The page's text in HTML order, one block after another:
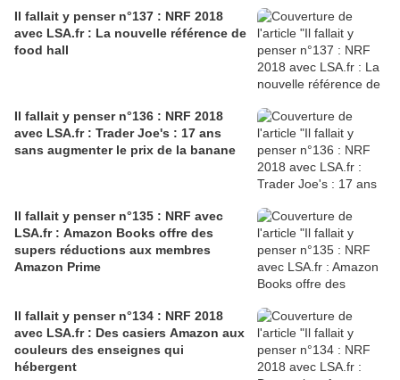
Il fallait y penser n°137 : NRF 2018
avec LSA.fr : La nouvelle référence de
food hall
Il fallait y penser n°136 : NRF 2018
avec LSA.fr : Trader Joe's : 17 ans
sans augmenter le prix de la banane
Il fallait y penser n°135 : NRF avec
LSA.fr : Amazon Books offre des
supers réductions aux membres
Amazon Prime
Il fallait y penser n°134 : NRF 2018
avec LSA.fr : Des casiers Amazon aux
couleurs des enseignes qui
hébergent